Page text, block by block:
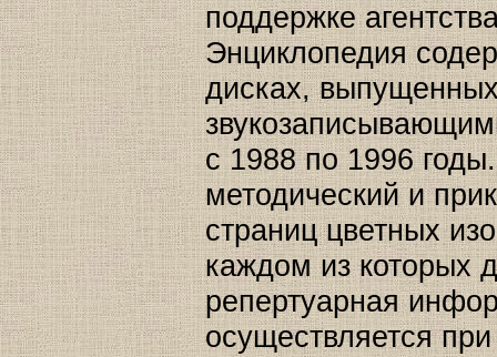
поддержке
Энциклопедия
дисках,
с 1988 по 1996
методический и
страниц цветных
каждом из которых
репертуарная
осуществляется